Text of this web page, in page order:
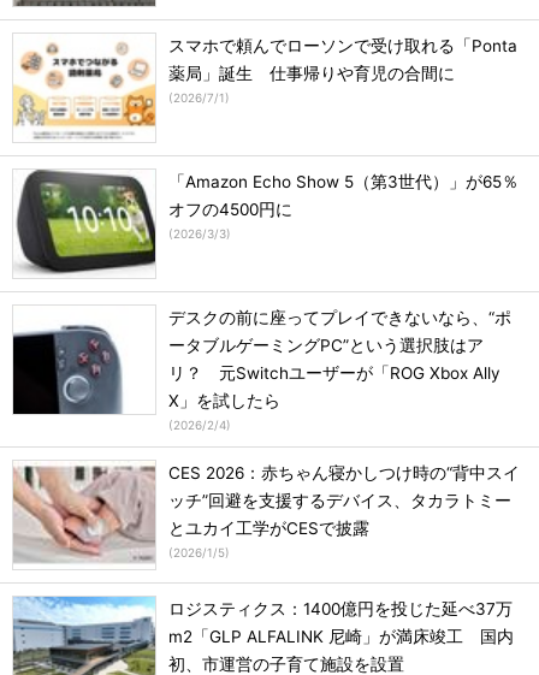
スマホで頼んでローソンで受け取れる「Ponta
薬局」誕生 仕事帰りや育児の合間に
(2026/7/1)
「Amazon Echo Show 5（第3世代）」が65％
オフの4500円に
(2026/3/3)
デスクの前に座ってプレイできないなら、“ポ
ータブルゲーミングPC”という選択肢はア
リ？ 元Switchユーザーが「ROG Xbox Ally
X」を試したら
(2026/2/4)
CES 2026：赤ちゃん寝かしつけ時の“背中スイ
ッチ”回避を支援するデバイス、タカラトミー
とユカイ工学がCESで披露
(2026/1/5)
ロジスティクス：1400億円を投じた延べ37万
m2「GLP ALFALINK 尼崎」が満床竣工 国内
初、市運営の子育て施設を設置